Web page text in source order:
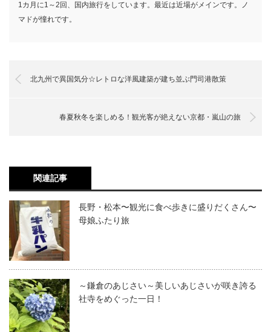
1カ月に1～2回、国内旅行をしています。最近は近場がメインです。ノ
マドが憧れです。
北九州で異国気分☆レトロな洋風建築が建ち並ぶ門司港散策
春夏秋冬を楽しめる！観光客が絶えない京都・嵐山の旅
関連記事
長野・松本〜観光に食べ歩きに盛りだくさん〜
母娘ふたり旅
～鎌倉のあじさい～美しいあじさいが咲き誇る
社寺をめぐった一日！